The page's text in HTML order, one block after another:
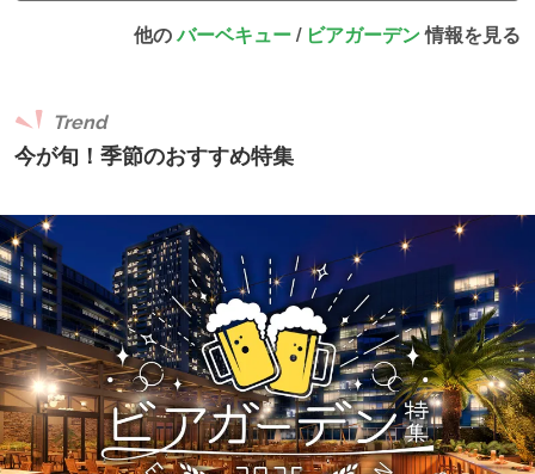
他のバーベキュー/ ビアガーデン情報を見る
今が旬！季節のおすすめ特集
Trend